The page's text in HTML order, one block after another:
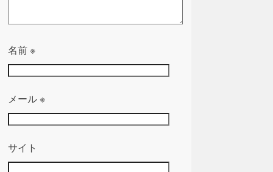
名前※
メール※
サイト